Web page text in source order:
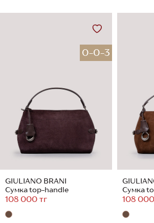
0-0-3
GIULIANO BRANI
Сумка top-handle
108 000 тг
Сумка
108